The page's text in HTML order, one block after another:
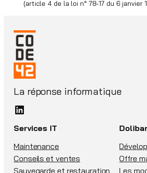
(article 4 de la loi n° 78-17 du 6 janvier
La réponse informatique
LinkedIn
Services IT
Maintenance
Conseils et ventes
Sauvegarde et restauration
Offre
Les